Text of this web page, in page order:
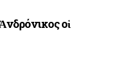
οἱ